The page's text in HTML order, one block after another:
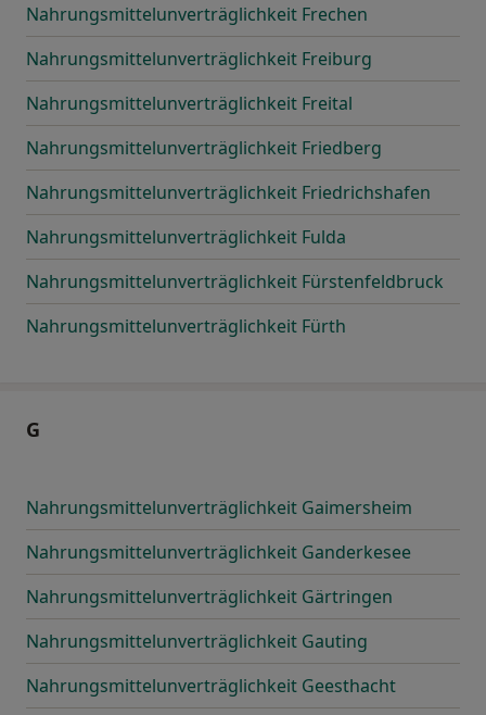
Nahrungsmittelunverträglichkeit Frechen
Nahrungsmittelunverträglichkeit Freiburg
Nahrungsmittelunverträglichkeit Freital
Nahrungsmittelunverträglichkeit Friedberg
Nahrungsmittelunverträglichkeit Friedrichshafen
Nahrungsmittelunverträglichkeit Fulda
Nahrungsmittelunverträglichkeit Fürstenfeldbruck
Nahrungsmittelunverträglichkeit Fürth
G
Nahrungsmittelunverträglichkeit Gaimersheim
Nahrungsmittelunverträglichkeit Ganderkesee
Nahrungsmittelunverträglichkeit Gärtringen
Nahrungsmittelunverträglichkeit Gauting
Nahrungsmittelunverträglichkeit Geesthacht